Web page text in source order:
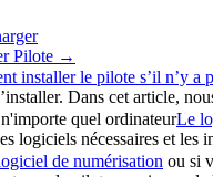
Pilote →
installer le pilote s’il n’y a
Dans cet article,
Le
logiciels nécessaires et
de numérisation ou si